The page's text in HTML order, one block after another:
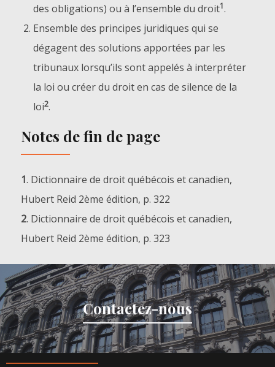
des obligations) ou à l’ensemble du droit1.
Ensemble des principes juridiques qui se
dégagent des solutions apportées par les
tribunaux lorsqu’ils sont appelés à interpréter
la loi ou créer du droit en cas de silence de la
loi2.
Notes de fin de page
1. Dictionnaire de droit québécois et canadien,
Hubert Reid 2ème édition, p. 322
2. Dictionnaire de droit québécois et canadien,
Hubert Reid 2ème édition, p. 323
Contactez-nous